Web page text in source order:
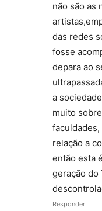
não são as
das redes
fosse
depara ao
a
muito
faculdades,
relação a
então esta
geração do
Responder